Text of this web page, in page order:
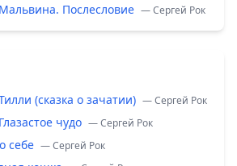
Послесловие — Сергей Рок
(сказка о зачатии) — Сергей Рок
чудо — Сергей Рок
себе — Сергей Рок